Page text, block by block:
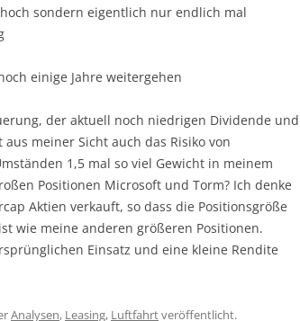
sondern eigentlich nur endlich mal
einige Jahre weitergehen
der aktuell noch niedrigen Dividende und
meiner Sicht auch das Risiko von
1,5 mal so viel Gewicht in meinem
Positionen Microsoft und Torm? Ich denke
Aktien verkauft, so dass die Positionsgröße
wie meine anderen größeren Positionen.
Einsatz und eine kleine Rendite
Analysen, Leasing, Luftfahrtveröffentlicht.